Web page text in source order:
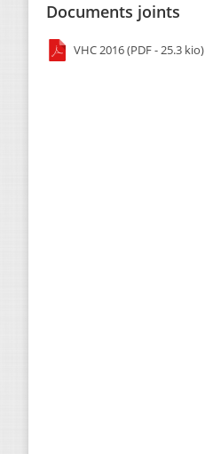
Documents joints
VHC 2016 (PDF - 25.3 kio)